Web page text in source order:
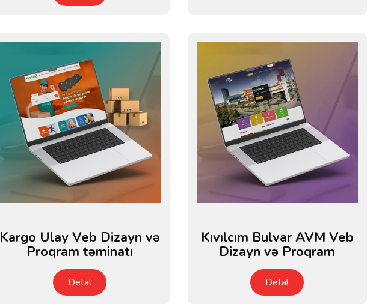
Kargo Ulay Veb Dizayn və
Proqram təminatı
Detal
Kıvılcım Bulvar AVM Veb
Dizayn və Proqram
Detal